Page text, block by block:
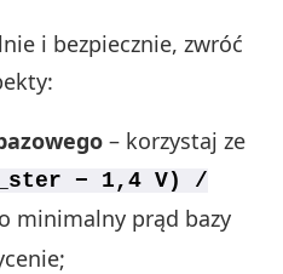
i bezpiecznie, zwróć
– korzystaj ze
− 1,4 V) /
minimalny prąd bazy